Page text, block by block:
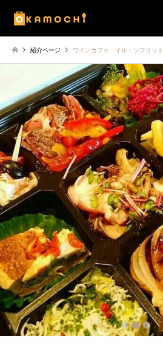
紹介ページ ワインカフェ イル・ソフリット
1 2 3